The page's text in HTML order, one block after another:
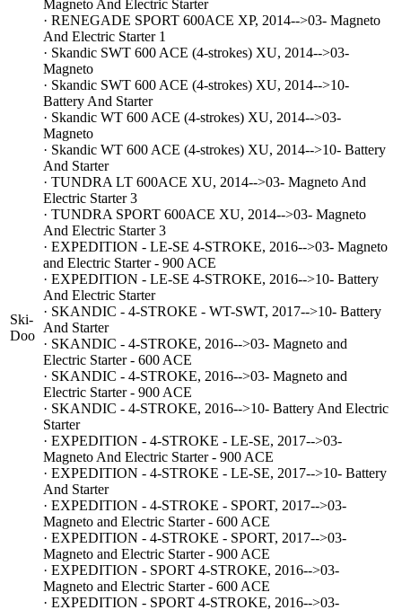
Ski-
Doo
Magneto And Electric Starter
· RENEGADE SPORT 600ACE XP, 2014-->03- Magneto
And Electric Starter 1
· Skandic SWT 600 ACE (4-strokes) XU, 2014-->03-
Magneto
· Skandic SWT 600 ACE (4-strokes) XU, 2014-->10-
Battery And Starter
· Skandic WT 600 ACE (4-strokes) XU, 2014-->03-
Magneto
· Skandic WT 600 ACE (4-strokes) XU, 2014-->10- Battery
And Starter
· TUNDRA LT 600ACE XU, 2014-->03- Magneto And
Electric Starter 3
· TUNDRA SPORT 600ACE XU, 2014-->03- Magneto
And Electric Starter 3
· EXPEDITION - LE-SE 4-STROKE, 2016-->03- Magneto
and Electric Starter - 900 ACE
· EXPEDITION - LE-SE 4-STROKE, 2016-->10- Battery
And Electric Starter
· SKANDIC - 4-STROKE - WT-SWT, 2017-->10- Battery
And Starter
· SKANDIC - 4-STROKE, 2016-->03- Magneto and
Electric Starter - 600 ACE
· SKANDIC - 4-STROKE, 2016-->03- Magneto and
Electric Starter - 900 ACE
· SKANDIC - 4-STROKE, 2016-->10- Battery And Electric
Starter
· EXPEDITION - 4-STROKE - LE-SE, 2017-->03-
Magneto And Electric Starter - 900 ACE
· EXPEDITION - 4-STROKE - LE-SE, 2017-->10- Battery
And Starter
· EXPEDITION - 4-STROKE - SPORT, 2017-->03-
Magneto and Electric Starter - 600 ACE
· EXPEDITION - 4-STROKE - SPORT, 2017-->03-
Magneto and Electric Starter - 900 ACE
· EXPEDITION - SPORT 4-STROKE, 2016-->03-
Magneto and Electric Starter - 600 ACE
· EXPEDITION - SPORT 4-STROKE, 2016-->03-